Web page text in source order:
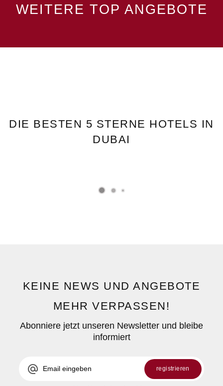
WEITERE TOP ANGEBOTE
DIE BESTEN 5 STERNE HOTELS IN
DUBAI
KEINE NEWS UND ANGEBOTE
MEHR VERPASSEN!
Abonniere jetzt unseren Newsletter und bleibe
informiert
alternate_email registrieren